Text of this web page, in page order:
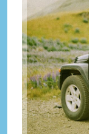
Erhalten